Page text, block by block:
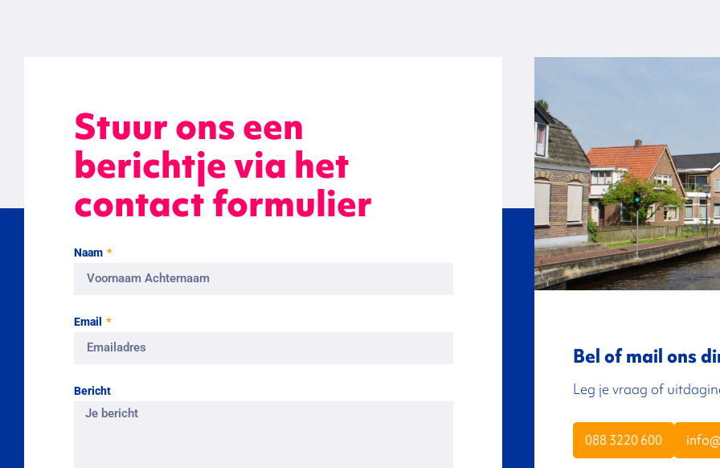
Stuur ons een
berichtje via het
contact formulier
Naam
Email
Bericht
Bel of mail ons
Leg je vraag of
088 3220 600